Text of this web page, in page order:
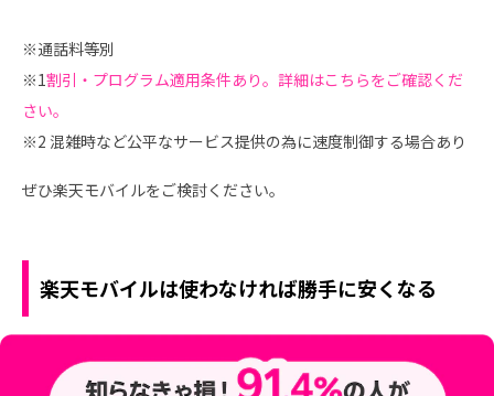
※通話料等別
※1割引・プログラム適用条件あり。詳細はこちらをご確認くだ
さい。
※2 混雑時など公平なサービス提供の為に速度制御する場合あり
ぜひ楽天モバイルをご検討ください。
楽天モバイルは使わなければ勝手に安くなる